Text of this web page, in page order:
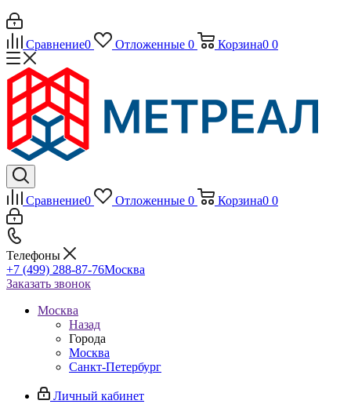
Сравнение0 Отложенные 0 Корзина0 0
Сравнение0 Отложенные 0 Корзина0 0
Телефоны
+7 (499) 288-87-76Москва
Заказать звонок
Москва
Назад
Города
Москва
Санкт-Петербург
Личный кабинет